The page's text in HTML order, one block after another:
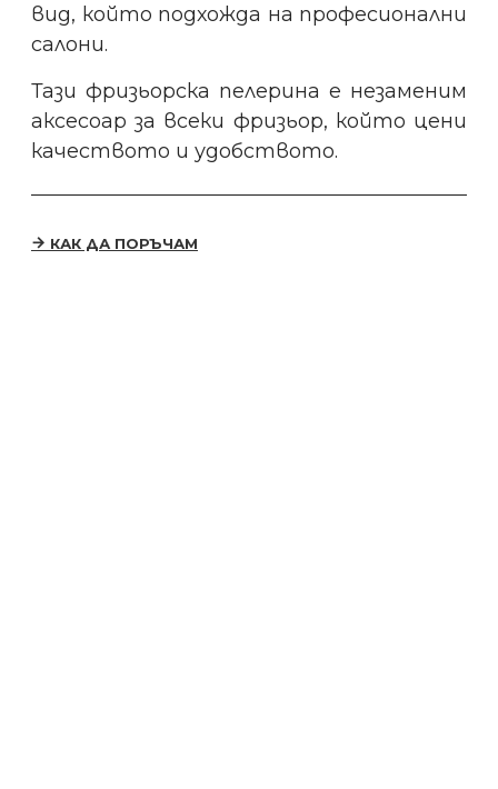
вид, който подхожда на професионални
салони.
Тази фризьорска пелерина е незаменим
аксесоар за всеки фризьор, който цени
качеството и удобството.
КАК ДА ПОРЪЧАМ